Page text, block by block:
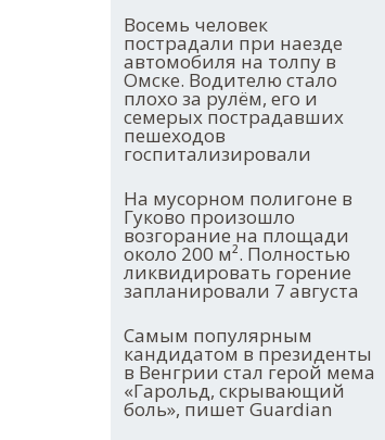
Восемь человек
пострадали при наезде
автомобиля на толпу в
Омске. Водителю стало
плохо за рулём, его и
семерых пострадавших
пешеходов
госпитализировали
На мусорном полигоне в
Гуково произошло
возгорание на площади
около 200 м². Полностью
ликвидировать горение
запланировали 7 августа
Самым популярным
кандидатом в президенты
в Венгрии стал герой мема
«Гарольд, скрывающий
боль», пишет Guardian